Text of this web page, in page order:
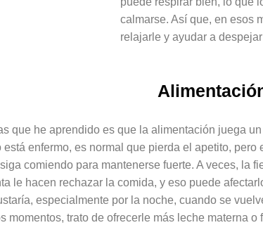
calmarse. Así que, en esos
relajarle y ayudar a
que he aprendido es que la alimentación juega un
enfermo, es normal que pierda el apetito, pero
comiendo para mantenerse fuerte. A veces, la
le hacen rechazar la comida, y eso puede
especialmente por la noche, cuando se
momentos, trato de ofrecerle más leche materna o